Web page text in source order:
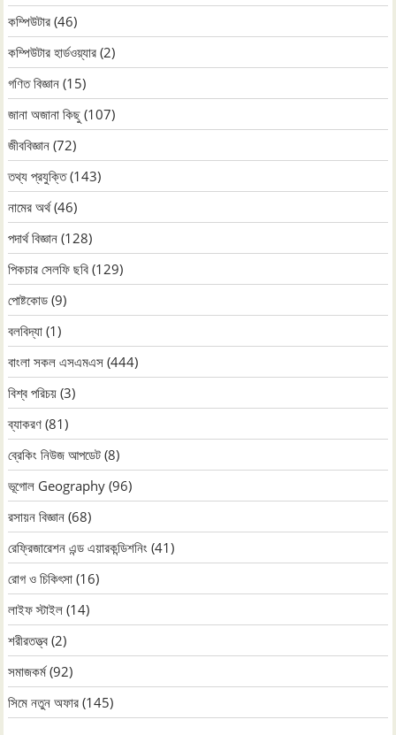
কম্পিউটার (46)
কম্পিউটার হার্ডওয়্যার (2)
গণিত বিজ্ঞান (15)
জানা অজানা কিছু (107)
জীববিজ্ঞান (72)
তথ্য প্রযুক্তি(143)
নামের অর্থ(46)
পদার্থ বিজ্ঞান (128)
পিকচার সেলফি ছবি (129)
পোষ্টকোড (9)
বলবিদ্যা (1)
বাংলা সকল এসএমএস (444)
বিশ্ব পরিচয় (3)
ব্যাকরণ (81)
ব্রেকিং নিউজ আপডেট (8)
ভূগোল Geography (96)
রসায়ন বিজ্ঞান (68)
রেফ্রিজারেশন এন্ড এয়ারকন্ডিশনিং (41)
রোগ ও চিকিৎসা (16)
লাইফ স্টাইল (14)
শরীরতত্ত্ব (2)
সমাজকর্ম(92)
সিমে নতুন ‍অফার (145)